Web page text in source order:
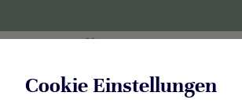
Cookie Einstellungen